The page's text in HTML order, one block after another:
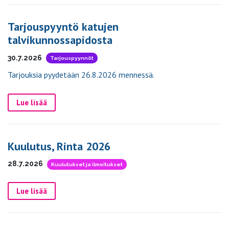
Tarjouspyyntö katujen
talvikunnossapidosta
30.7.2026 Tarjouspyynnöt
Tarjouksia pyydetään 26.8.2026 mennessä.
Lue lisää
Kuulutus, Rinta 2026
28.7.2026 Kuulutukset ja ilmoitukset
Lue lisää